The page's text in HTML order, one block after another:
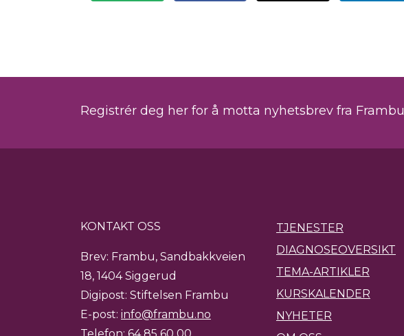
Registrér deg her for å motta nyhetsbrev fra Frambu
KONTAKT OSS
Brev: Frambu, Sandbakkveien
18, 1404 Siggerud
Digipost: Stiftelsen Frambu
E-post: info@frambu.no
TJENESTER
DIAGNOSEOVERSIKT
TEMA-ARTIKLER
KURSKALENDER
NYHETER